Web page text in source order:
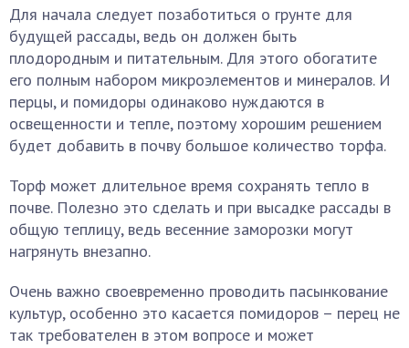
Для начала следует позаботиться о грунте для
будущей рассады, ведь он должен быть
плодородным и питательным. Для этого обогатите
его полным набором микроэлементов и минералов. И
перцы, и помидоры одинаково нуждаются в
освещенности и тепле, поэтому хорошим решением
будет добавить в почву большое количество торфа.
Торф может длительное время сохранять тепло в
почве. Полезно это сделать и при высадке рассады в
общую теплицу, ведь весенние заморозки могут
нагрянуть внезапно.
Очень важно своевременно проводить пасынкование
культур, особенно это касается помидоров – перец не
так требователен в этом вопросе и может